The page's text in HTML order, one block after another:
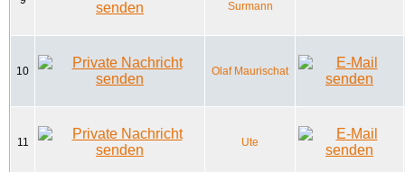
Surmann
10 Olaf Maurischat
11 Ute